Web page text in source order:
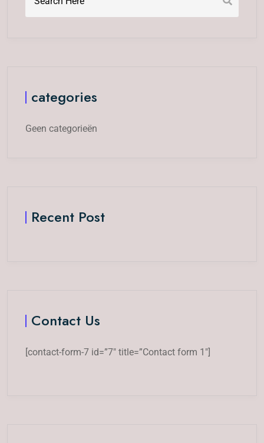
categories
Geen categorieën
Recent Post
Contact Us
[contact-form-7 id=”7″ title=”Contact form 1″]